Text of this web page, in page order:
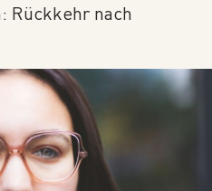
Rückkehr nach